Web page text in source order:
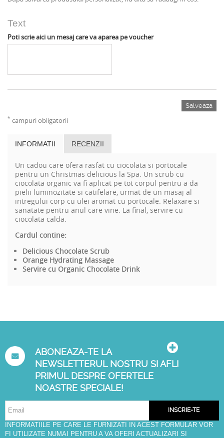
Text
Poti scrie aici un mesaj care va aparea pe voucher
Salveaza
* campuri obligatorii
INFORMATII RECENZII
Un cadou care ofera rasfat cu ciocolata si portocale
pentru un Christmas delicious la Spa. Un scrub cu
ciocolata organic va fi aplicat pe tot corpul pentru a da
pielii luminozitate si catifelare, urmat de un masaj al
intregului corp cu ulei aromat cu portocale. Relaxare si
sanatate pentru anul care vine. La final, servire cu
ciocolata calda.
Cardul contine:
Delicious Chocolate Scrub
Orange Hydrating Massage
Servire cu Organic Chocolate Drink
ABONEAZA-TE LA
NEWSLETTERUL NOSTRU SI AFLI
PRIMUL DESPRE OFERTELE
NOASTRE SPECIALE!
INSCRIE-TE
INFORMATIILE PE CARE LE FURNIZATI IN ACEST FORMULAR VOR
FI UTILIZATE NUMAI PENTRU A VA OFERI ACTUALIZARI SI